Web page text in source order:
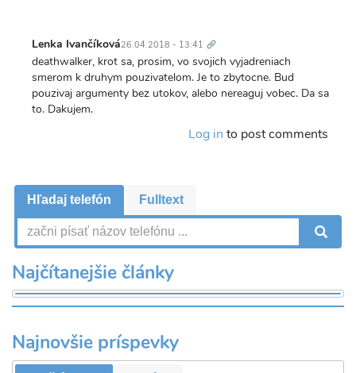
Lenka Ivančíková26.04.2018 - 13:41 odkaz
deathwalker, krot sa, prosim, vo svojich vyjadreniach
smerom k druhym pouzivatelom. Je to zbytocne. Bud
pouzivaj argumenty bez utokov, alebo nereaguj vobec. Da sa
to. Dakujem.
Log in to post comments
Hľadaj telefón Fulltext
Najčítanejšie články
Najnovšie príspevky